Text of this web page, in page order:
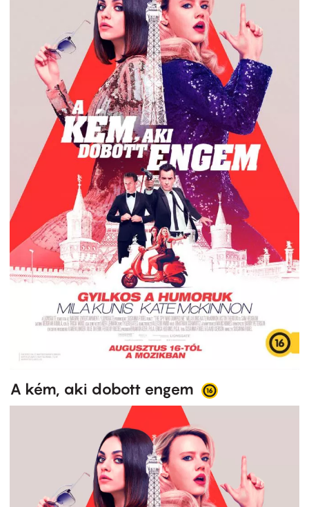
A kém, aki dobott engem